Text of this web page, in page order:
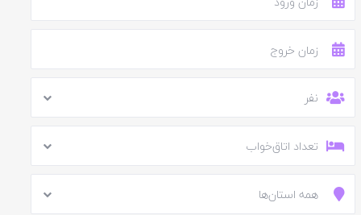
نفر
تعداد اتاق‌خواب
همه استان‌ها